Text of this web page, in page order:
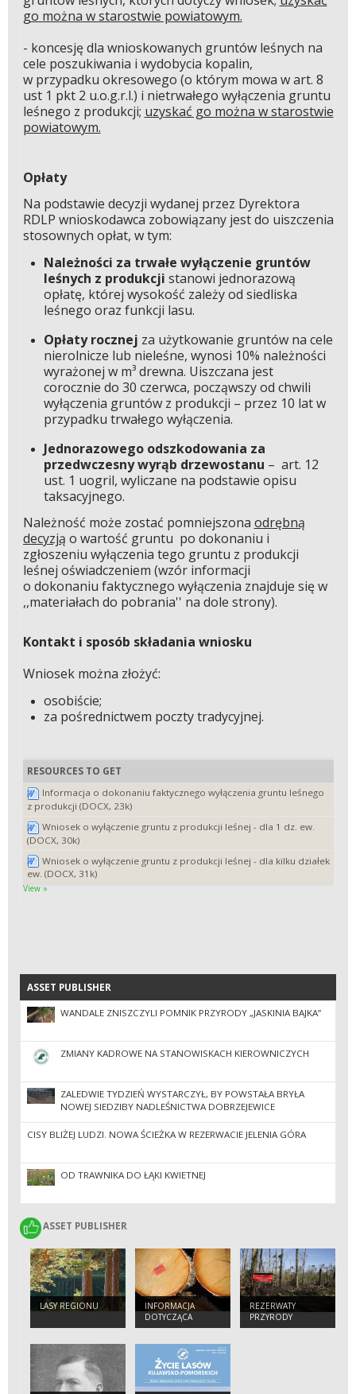
go można w starostwie powiatowym.
- koncesję dla wnioskowanych gruntów leśnych na
cele poszukiwania i wydobycia kopalin,
w przypadku okresowego (o którym mowa w art. 8
ust 1 pkt 2 u.o.g.r.l.) i nietrwałego wyłączenia gruntu
leśnego z produkcji; uzyskać go można w starostwie
powiatowym.
Opłaty
Na podstawie decyzji wydanej przez Dyrektora
RDLP wnioskodawca zobowiązany jest do uiszczenia
stosownych opłat, w tym:
Należności za trwałe wyłączenie gruntów
leśnych z produkcji stanowi jednorazową
opłatę, której wysokość zależy od siedliska
leśnego oraz funkcji lasu.
Opłaty rocznej za użytkowanie gruntów na cele
nierolnicze lub nieleśne, wynosi 10% należności
wyrażonej w m³ drewna. Uiszczana jest
corocznie do 30 czerwca, począwszy od chwili
wyłączenia gruntów z produkcji – przez 10 lat w
przypadku trwałego wyłączenia.
Jednorazowego odszkodowania za
przedwczesny wyrąb drzewostanu – art. 12
ust. 1 uogril, wyliczane na podstawie opisu
taksacyjnego.
Należność może zostać pomniejszona odrębną
decyzją o wartość gruntu po dokonaniu i
zgłoszeniu wyłączenia tego gruntu z produkcji
leśnej oświadczeniem (wzór informacji
o dokonaniu faktycznego wyłączenia znajduje się w
,,materiałach do pobrania'' na dole strony).
Kontakt i sposób składania wniosku
Wniosek można złożyć:
osobiście;
za pośrednictwem poczty tradycyjnej.
RESOURCES TO GET
Informacja o dokonaniu faktycznego wyłączenia gruntu leśnego
z produkcji (DOCX, 23k)
Wniosek o wyłączenie gruntu z produkcji leśnej - dla 1 dz. ew.
(DOCX, 30k)
Wniosek o wyłączenie gruntu z produkcji leśnej - dla kilku działek
ew. (DOCX, 31k)
View »
ASSET PUBLISHER
ASSET PUBLISHER
WANDALE ZNISZCZYLI POMNIK PRZYRODY „JASKINIA BAJKA”
ZMIANY KADROWE NA STANOWISKACH KIEROWNICZYCH
ZALEDWIE TYDZIEŃ WYSTARCZYŁ, BY POWSTAŁA BRYŁA
NOWEJ SIEDZIBY NADLEŚNICTWA DOBRZEJEWICE
CISY BLIŻEJ LUDZI. NOWA ŚCIEŻKA W REZERWACIE JELENIA GÓRA
OD TRAWNIKA DO ŁĄKI KWIETNEJ
ASSET PUBLISHER
ASSET PUBLISHER
LASY REGIONU
INFORMACJA
DOTYCZĄCA
POZIOMU
NABYWCÓW
DREWNA W 2024
ROKU W RDLP W
TORUNIU
REZERWATY
PRZYRODY